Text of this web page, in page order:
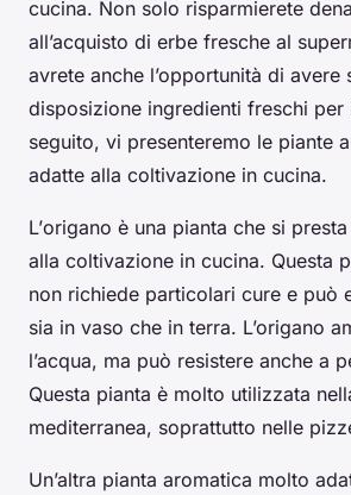
cucina. Non solo risparmierete
all’acquisto di erbe fresche al
avrete anche l’opportunità di avere
disposizione ingredienti freschi
seguito, vi presenteremo le piante
adatte alla coltivazione in cucina.
L’origano è una pianta che si
alla coltivazione in cucina. Questa
non richiede particolari cure e può
sia in vaso che in terra. L’origano
l’acqua, ma può resistere anche a
Questa pianta è molto utilizzata
mediterranea, soprattutto nelle
Un’altra pianta aromatica molto